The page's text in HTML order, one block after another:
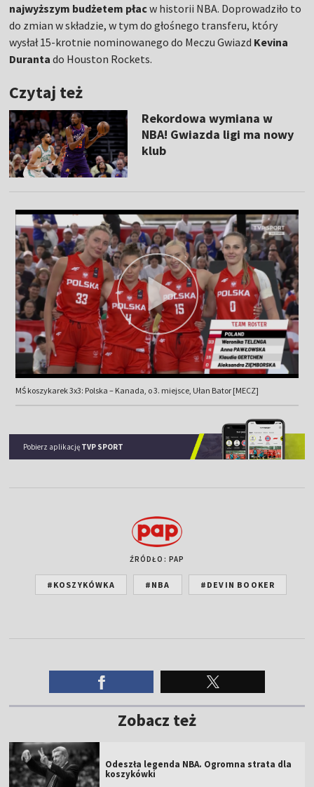
najwyższym budżetem płacw historii NBA. Doprowadziło to
do zmian w składzie, w tym do głośnego transferu, który
wysłał 15-krotnie nominowanego do Meczu Gwiazd Kevina
Duranta do Houston Rockets.
Czytaj też
Rekordowa wymiana w
NBA! Gwiazda ligi ma nowy
klub
MŚ koszykarek 3x3: Polska – Kanada, o 3. miejsce, Ułan Bator [MECZ]
Pobierz aplikację TVP SPORT
ŹRÓDŁO: PAP
#KOSZYKÓWKA #NBA #DEVIN BOOKER
Zobacz też
Odeszła legenda NBA. Ogromna strata dla
koszykówki